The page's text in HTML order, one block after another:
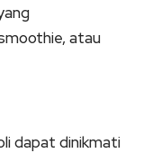
atau
dapat dinikmati